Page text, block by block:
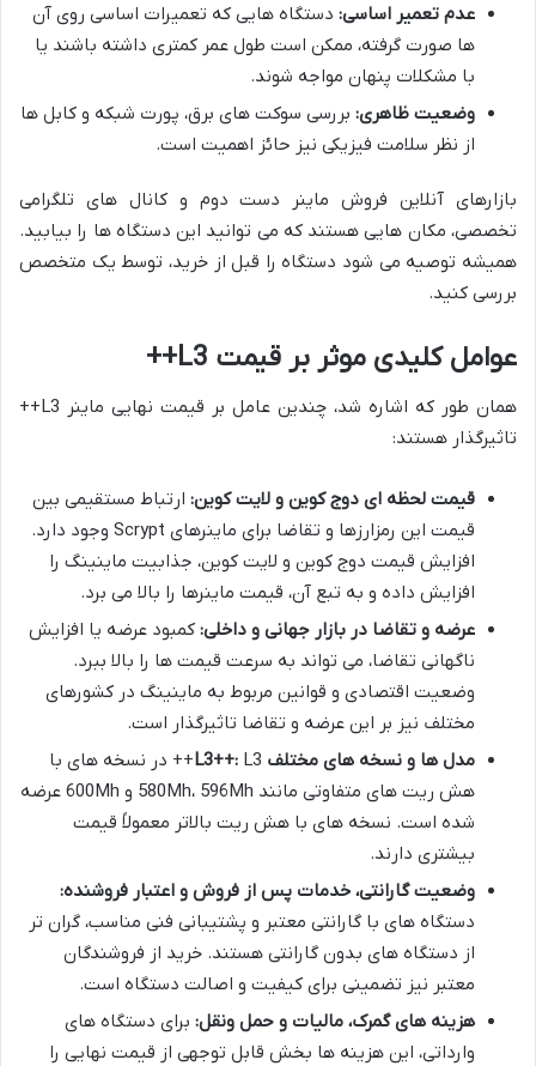
عدم تعمیر اساسی: دستگاه هایی که تعمیرات اساسی روی آن
ها صورت گرفته، ممکن است طول عمر کمتری داشته باشند یا
با مشکلات پنهان مواجه شوند.
وضعیت ظاهری: بررسی سوکت های برق، پورت شبکه و کابل ها
از نظر سلامت فیزیکی نیز حائز اهمیت است.
بازارهای آنلاین فروش ماینر دست دوم و کانال های تلگرامی
تخصصی، مکان هایی هستند که می توانید این دستگاه ها را بیابید.
همیشه توصیه می شود دستگاه را قبل از خرید، توسط یک متخصص
بررسی کنید.
عوامل کلیدی موثر بر قیمت L3++
همان طور که اشاره شد، چندین عامل بر قیمت نهایی ماینر L3++
تاثیرگذار هستند:
قیمت لحظه ای دوج کوین و لایت کوین: ارتباط مستقیمی بین
قیمت این رمزارزها و تقاضا برای ماینرهای Scrypt وجود دارد.
افزایش قیمت دوج کوین و لایت کوین، جذابیت ماینینگ را
افزایش داده و به تبع آن، قیمت ماینرها را بالا می برد.
عرضه و تقاضا در بازار جهانی و داخلی: کمبود عرضه یا افزایش
ناگهانی تقاضا، می تواند به سرعت قیمت ها را بالا ببرد.
وضعیت اقتصادی و قوانین مربوط به ماینینگ در کشورهای
مختلف نیز بر این عرضه و تقاضا تاثیرگذار است.
مدل ها و نسخه های مختلف L3++:
L3++ در نسخه های با
هش ریت های متفاوتی مانند 580Mh، 596Mh و 600Mh عرضه
شده است. نسخه های با هش ریت بالاتر معمولاً قیمت
بیشتری دارند.
وضعیت گارانتی، خدمات پس از فروش و اعتبار فروشنده:
دستگاه های با گارانتی معتبر و پشتیبانی فنی مناسب، گران تر
از دستگاه های بدون گارانتی هستند. خرید از فروشندگان
معتبر نیز تضمینی برای کیفیت و اصالت دستگاه است.
هزینه های گمرک، مالیات و حمل ونقل: برای دستگاه های
وارداتی، این هزینه ها بخش قابل توجهی از قیمت نهایی را